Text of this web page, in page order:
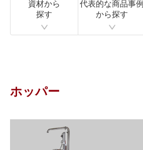
資材から
探す
代表的な商品事例
から探す
ホッパー